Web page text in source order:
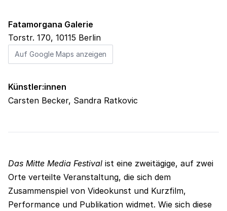
Fatamorgana Galerie
Torstr. 170, 10115 Berlin
Auf Google Maps anzeigen
Künstler:innen
Carsten Becker, Sandra Ratkovic
Das Mitte Media Festival ist eine zweitägige, auf zwei
Orte verteilte Veranstaltung, die sich dem
Zusammenspiel von Videokunst und Kurzfilm,
Performance und Publikation widmet. Wie sich diese